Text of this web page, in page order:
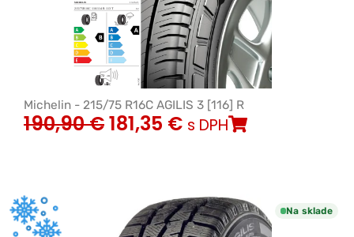
Michelin - 215/75 R16C AGILIS 3 [116] R
190,90€181,35 € s DPH
Na sklade